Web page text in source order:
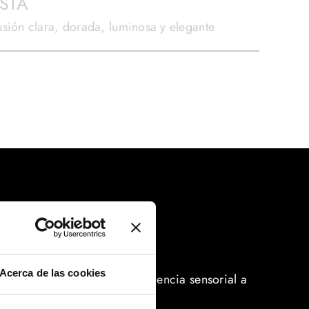
Acerca de las cookies
clara, dorada, luminosa y elegante
infusión es una experiencia sensorial a